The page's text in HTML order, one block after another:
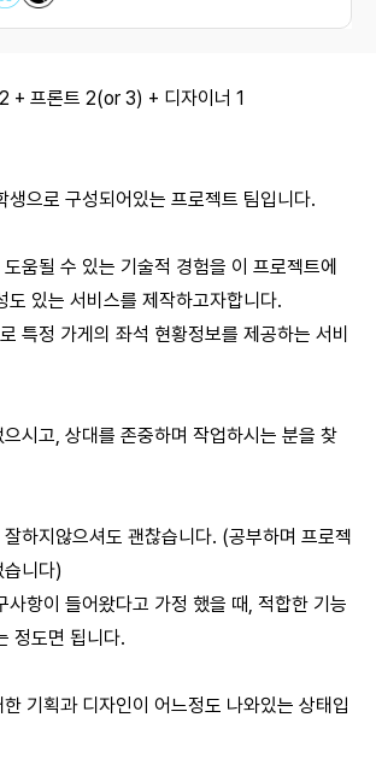
+ 프론트 2(or 3) + 디자이너 1
생으로 구성되어있는 프로젝트 팀입니다.
움될 수 있는 기술적 경험을 이 프로젝트에
도 있는 서비스를 제작하고자합니다.
특정 가게의 좌석 현황정보를 제공하는 서비
시고, 상대를 존중하며 작업하시는 분을 찾
하지않으셔도 괜찮습니다. (공부하며 프로젝
니다)
사항이 들어왔다고 가정 했을 때, 적합한 기능
정도면 됩니다.
기획과 디자인이 어느정도 나와있는 상태입